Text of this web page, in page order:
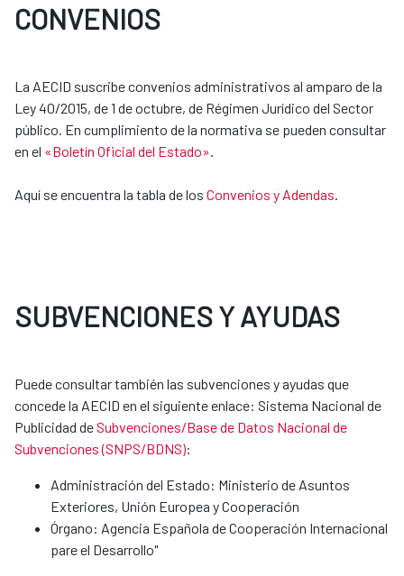
CONVENIOS
La AECID suscribe convenios administrativos al amparo de la
Ley 40/2015, de 1 de octubre, de Régimen Jurídico del Sector
público. En cumplimiento de la normativa se pueden consultar
en el «Boletín Oficial del Estado».
Aquí se encuentra la tabla de los Convenios y Adendas. ​​​​​​​
SUBVENCIONES Y AYUDAS
Puede consultar también las subvenciones y ayudas que
concede la AECID en el siguiente enlace: Sistema Nacional de
Publicidad deSubvenciones/Base de Datos Nacional de
Subvenciones (SNPS/BDNS):
Administración del Estado: Ministerio de Asuntos
Exteriores, Unión Europea y Cooperación
Órgano: Agencia Española de Cooperación Internacional
pare el Desarrollo"